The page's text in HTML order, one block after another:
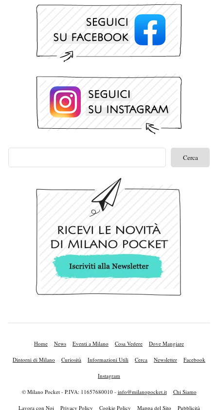
Home News Eventi a Milano Cosa Vedere Dove Mangiare
Dintorni di Milano Curiosità Informazioni Utili Cerca Newsletter Facebook
Instagram
© Milano Pocket - P.IVA: 11657680010 - info@milanopocket.it Chi Siamo
Lavora con Noi Privacy Policy Cookie Policy Mappa del Sito Pubblicità